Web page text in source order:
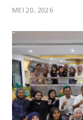
MEI 20, 2026